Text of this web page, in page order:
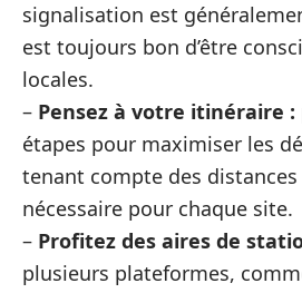
signalisation est
est toujours bon d’être
locales.
– Pensez à votre itinéraire :
étapes pour maximiser les
tenant compte des
nécessaire pour chaque site.
– Profitez des aires de
plusieurs plateformes,